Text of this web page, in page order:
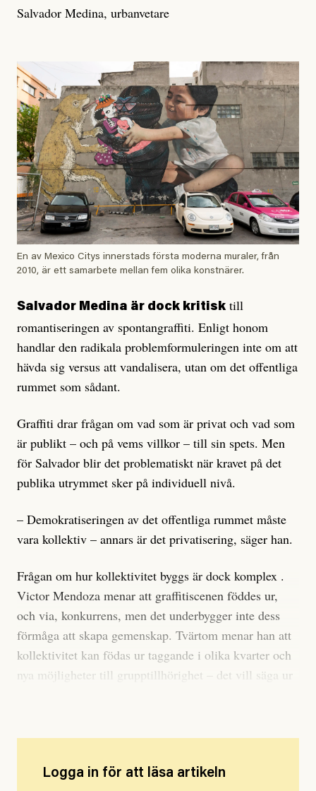
Salvador Medina, urbanvetare
En av Mexico Citys innerstads första moderna muraler, från
2010, är ett samarbete mellan fem olika konstnärer.
Salvador Medina är dock kritisk till
romantiseringen av spontangraffiti. Enligt honom
handlar den radikala problemformuleringen inte om att
hävda sig versus att vandalisera, utan om det offentliga
rummet som sådant.
Graffiti drar frågan om vad som är privat och vad som
är publikt – och på vems villkor – till sin spets. Men
för Salvador blir det problematiskt när kravet på det
publika utrymmet sker på individuell nivå.
– Demokratiseringen av det offentliga rummet måste
vara kollektiv – annars är det privatisering, säger han.
Frågan om hur kollektivitet byggs är dock komplex .
Victor Mendoza menar att graffitiscenen föddes ur,
och via, konkurrens, men det underbygger inte dess
förmåga att skapa gemenskap. Tvärtom menar han att
kollektivitet kan födas ur taggande i olika kvarter och
nya möj­ligheter till grupptillhörighet – det vill säga ur
Logga in för att läsa artikeln